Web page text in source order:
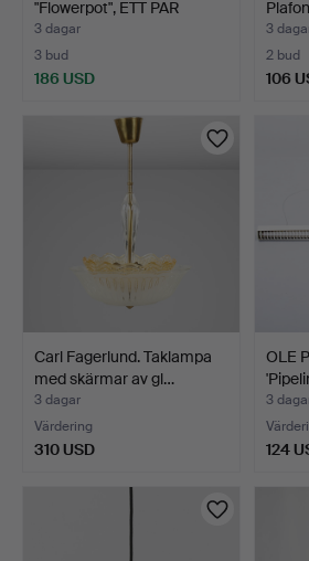
"Flowerpot", ETT PAR
pendla…
3 dagar
3 bud
186 USD
for…
3
2 bud
106
Carl Fagerlund. Taklampa
med skärmar av gl…
3 dagar
Värdering
310 USD
OLE
3
124